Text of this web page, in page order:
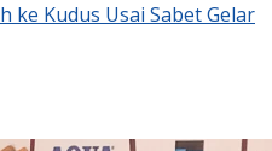
ke Kudus Usai Sabet Gelar